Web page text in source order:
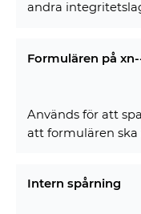
andra
Formulären på
Används för att
att formulären
Intern spårning